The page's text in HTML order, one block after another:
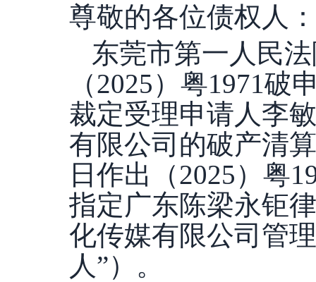
尊敬的各位债权人：
东莞市第一人民
（2025）粤1971破
裁定受理申请人李
有限公司的破产清
日作出（2025）粤
指定广东陈梁永钜
化传媒有限公司管
人”）。